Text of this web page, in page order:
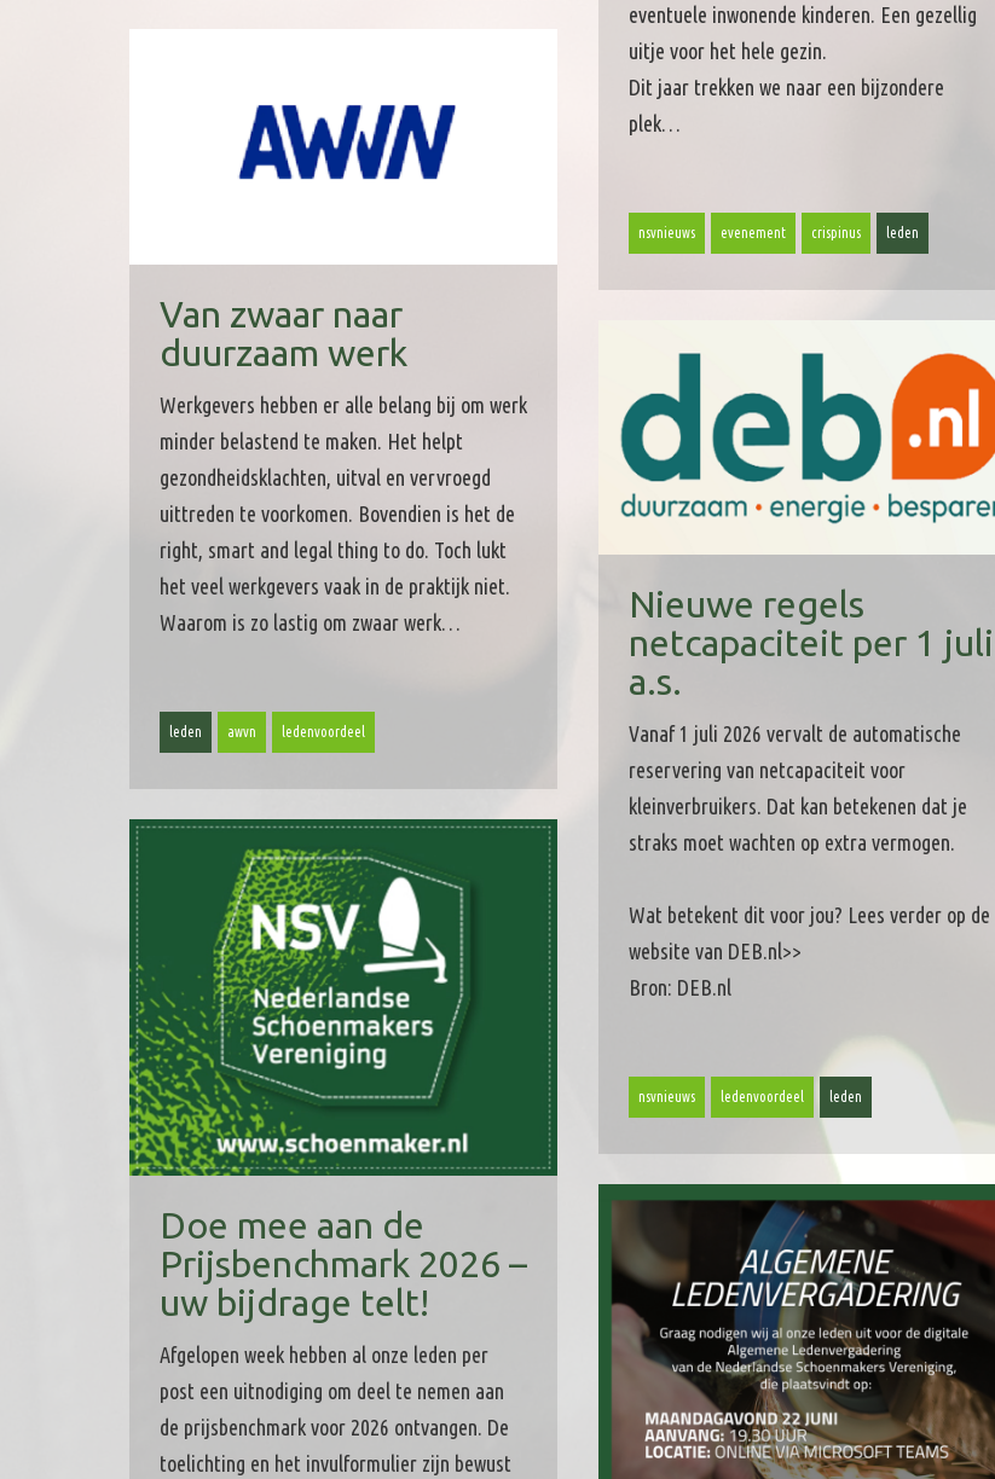
eventuele inwonende kinderen. Een gezellig
uitje voor het hele gezin.
Dit jaar trekken we naar een bijzondere
plek…
nsvnieuws evenement crispinus leden
Van zwaar naar
duurzaam werk
Werkgevers hebben er alle belang bij om werk
minder belastend te maken. Het helpt
gezondheidsklachten, uitval en vervroegd
uittreden te voorkomen. Bovendien is het de
right, smart and legal thing to do. Toch lukt
het veel werkgevers vaak in de praktijk niet.
Waarom is zo lastig om zwaar werk…
leden awvn ledenvoordeel
Nieuwe regels
netcapaciteit per 1 juli
a.s.
Vanaf 1 juli 2026 vervalt de automatische
reservering van netcapaciteit voor
kleinverbruikers. Dat kan betekenen dat je
straks moet wachten op extra vermogen.
Wat betekent dit voor jou? Lees verder op de
website van DEB.nl>>
Bron: DEB.nl
nsvnieuws ledenvoordeel leden
Doe mee aan de
Prijsbenchmark 2026 –
uw bijdrage telt!
Afgelopen week hebben al onze leden per
post een uitnodiging om deel te nemen aan
de prijsbenchmark voor 2026 ontvangen. De
toelichting en het invulformulier zijn bewust